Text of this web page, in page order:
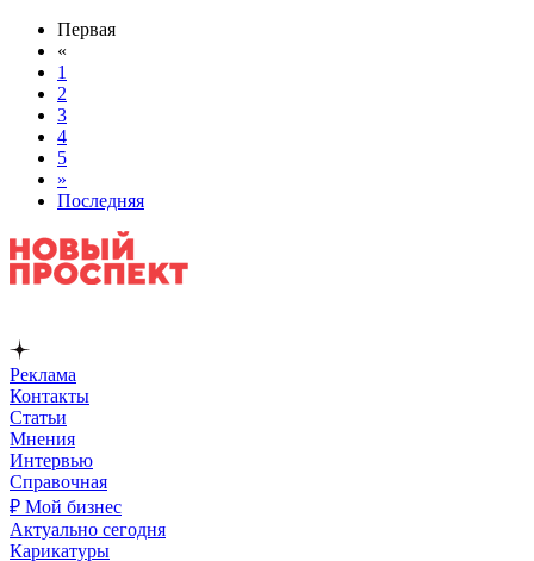
Первая
«
1
2
3
4
5
»
Последняя
Реклама
Контакты
Статьи
Мнения
Интервью
Справочная
₽ Мой бизнес
Актуально сегодня
Карикатуры